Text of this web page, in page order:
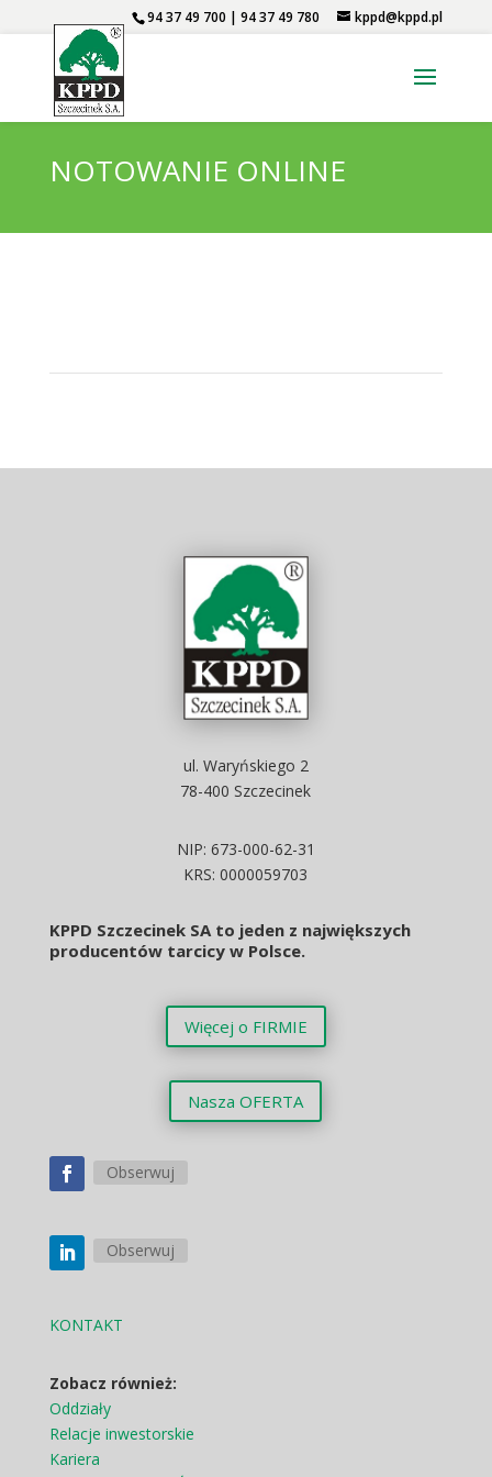
94 37 49 700 | 94 37 49 780 kppd@kppd.pl
NOTOWANIE ONLINE
ul. Waryńskiego 2
78-400 Szczecinek
NIP: 673-000-62-31
KRS: 0000059703
KPPD Szczecinek SA to jeden z największych
producentów tarcicy w Polsce.
Więcej o FIRMIE
Nasza OFERTA
Obserwuj
Obserwuj
KONTAKT
Zobacz również:
Oddziały
Relacje inwestorskie
Kariera